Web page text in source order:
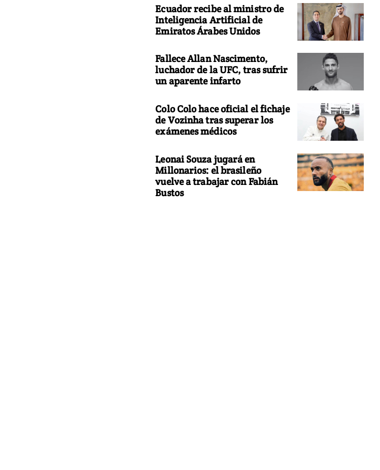
Ecuador recibe al ministro de
Inteligencia Artificial de
Emiratos Árabes Unidos
Fallece Allan Nascimento,
luchador de la UFC, tras sufrir
un aparente infarto
Colo Colo hace oficial el fichaje
de Vozinha tras superar los
exámenes médicos
Leonai Souza jugará en
Millonarios: el brasileño
vuelve a trabajar con Fabián
Bustos